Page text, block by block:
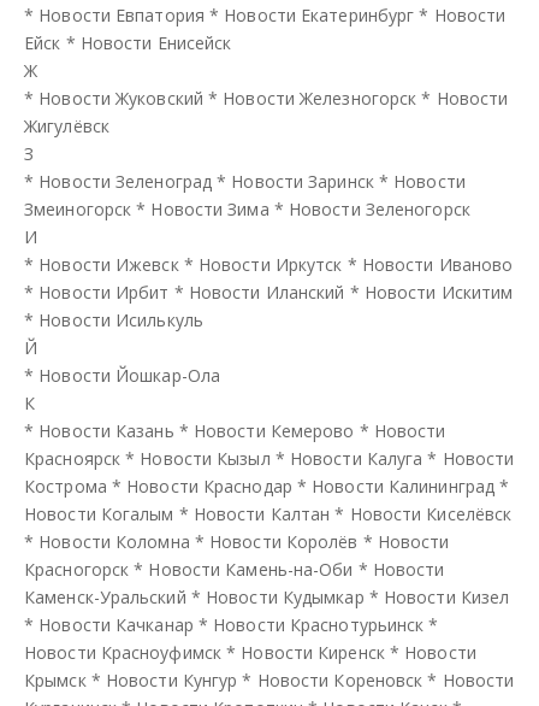
* Новости Евпатория * Новости Екатеринбург * Новости
Ейск * Новости Енисейск
Ж
* Новости Жуковский * Новости Железногорск * Новости
Жигулёвск
З
* Новости Зеленоград * Новости Заринск * Новости
Змеиногорск * Новости Зима * Новости Зеленогорск
И
* Новости Ижевск * Новости Иркутск * Новости Иваново
* Новости Ирбит * Новости Иланский * Новости Искитим
* Новости Исилькуль
Й
* Новости Йошкар-Ола
К
* Новости Казань * Новости Кемерово * Новости
Красноярск * Новости Кызыл * Новости Калуга * Новости
Кострома * Новости Краснодар * Новости Калининград *
Новости Когалым * Новости Калтан * Новости Киселёвск
* Новости Коломна * Новости Королёв * Новости
Красногорск * Новости Камень-на-Оби * Новости
Каменск-Уральский * Новости Кудымкар * Новости Кизел
* Новости Качканар * Новости Краснотурьинск *
Новости Красноуфимск * Новости Киренск * Новости
Крымск * Новости Кунгур * Новости Кореновск * Новости